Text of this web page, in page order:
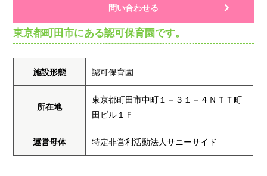
問い合わせる
東京都町田市にある認可保育園です。
施設形態 認可保育園
所在地
東京都町田市中町１－３１－４ＮＴＴ町
田ビル１Ｆ
運営母体 特定非営利活動法人サニーサイド